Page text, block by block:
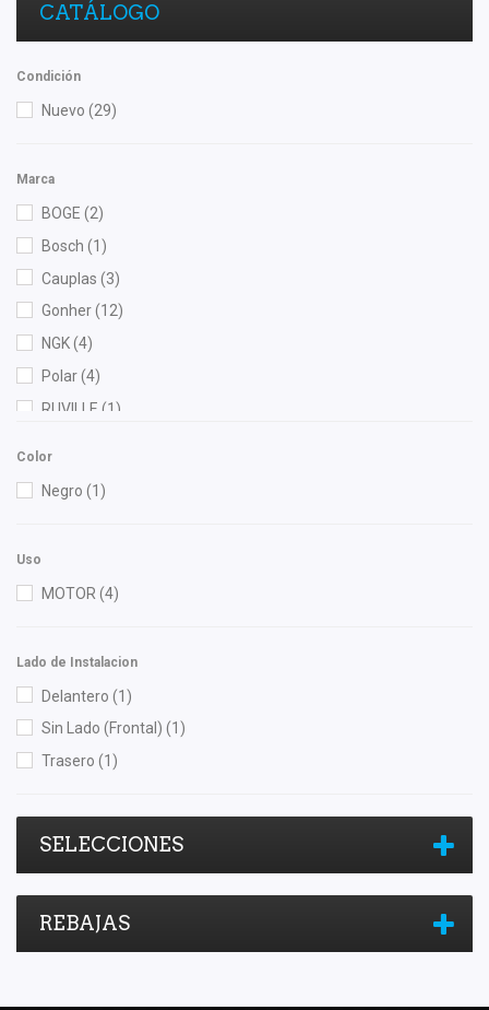
CATÁLOGO
Condición
Nuevo (29)
Marca
BOGE (2)
Bosch (1)
Cauplas (3)
Gonher(12)
NGK(4)
Polar(4)
RUVILLE (1)
Color
Negro (1)
Uso
MOTOR (4)
Lado de Instalacion
Delantero (1)
Sin Lado (Frontal) (1)
Trasero (1)
SELECCIONES
REBAJAS